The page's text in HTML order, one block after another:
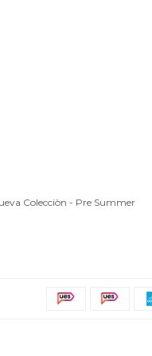
Colecciòn - Pre Summer